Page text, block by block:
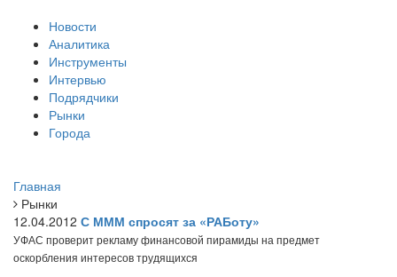
Новости
Аналитика
Инструменты
Интервью
Подрядчики
Рынки
Города
Главная
Рынки
12.04.2012 С МММ спросят за «РАБоту»
УФАС проверит рекламу финансовой пирамиды на предмет
оскорбления интересов трудящихся